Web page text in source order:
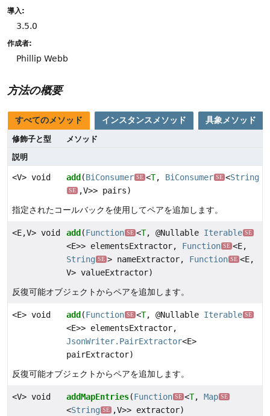
導入:
3.5.0
作成者:
Phillip Webb
方法の概要
すべてのメソッド インスタンスメソッド 具象メソッド
修飾子と型
メソッド
説明
<V> void add (BiConsumer SE <T, BiConsumer SE <String
SE ,V>> pairs)
指定されたコールバックを使用してペアを追加します。
<E,V> void add (Function SE <T, @Nullable Iterable SE
<E>> elementsExtractor, Function SE <E,
String SE > nameExtractor, Function SE <E,
V> valueExtractor)
反復可能オブジェクトからペアを追加します。
<E> void add (Function SE <T, @Nullable Iterable SE
<E>> elementsExtractor,
JsonWriter.PairExtractor<E>
pairExtractor)
反復可能オブジェクトからペアを追加します。
<V> void addMapEntries(Function SE <T, Map SE
<String SE ,V>> extractor)